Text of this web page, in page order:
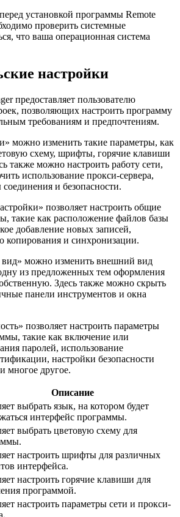
установкой программы Remote
проверить системные
что ваша операционная система
настройки
предоставляет пользователю
позволяющих настроить программу
требованиям и предпочтениям.
можно изменить такие параметры, как
схему, шрифты, горячие клавиши
также можно настроить работу сети,
использование прокси-сервера,
и безопасности.
позволяет настроить общие
такие как расположение файлов базы
добавление новых записей,
копирования и синхронизации.
можно изменить внешний вид
из предложенных тем оформления
Здесь также можно скрыть
панели инструментов и окна
позволяет настроить параметры
такие как включение или
паролей, использование
настройки безопасности
многое другое.
Описание
выбрать язык, на котором будет
интерфейс программы.
выбрать цветовую схему для
настроить шрифты для различных
интерфейса.
настроить горячие клавиши для
программой.
настроить параметры сети и прокси-